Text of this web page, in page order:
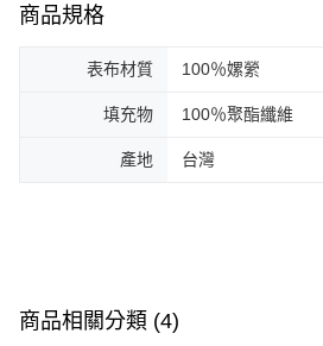
商品規格
表布材質 100％嫘縈
填充物 100％聚酯纖維
產地 台灣
商品相關分類 (4)